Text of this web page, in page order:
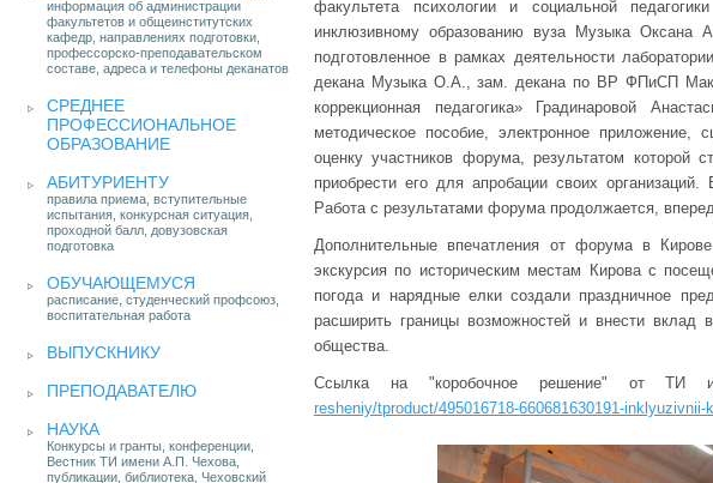
информация об администрации
факультетов и общеинститутских
кафедр, направлениях подготовки,
профессорско-преподавательском
составе, адреса и телефоны деканатов
СРЕДНЕЕ
ПРОФЕССИОНАЛЬНОЕ
ОБРАЗОВАНИЕ
АБИТУРИЕНТУ
правила приема, вступительные
испытания, конкурсная ситуация,
проходной балл, довузовская
подготовка
ОБУЧАЮЩЕМУСЯ
расписание, студенческий профсоюз,
воспитательная работа
ВЫПУСКНИКУ
ПРЕПОДАВАТЕЛЮ
НАУКА
Конкурсы и гранты, конференции,
Вестник ТИ имени А.П. Чехова,
публикации, библиотека, Чеховский
факультета психологии и социальной
инклюзивному образованию вуза Музыка Оксана
подготовленное в рамках деятельности
декана Музыка О.А., зам. декана по ВР ФПиСП
коррекционная педагогика» Градинаровой
методическое пособие, электронное
оценку участников форума, результатом которой
приобрести его для апробации своих
Работа с результатами форума продолжается,
Дополнительные впечатления от форума в
экскурсия по историческим местам Кирова с
погода и нарядные елки создали праздничное
расширить границы возможностей и внести
общества.
Ссылка на "коробочное решение" от ТИ
resheniy/tproduct/495016718-660681630191-inklyuzivnii-